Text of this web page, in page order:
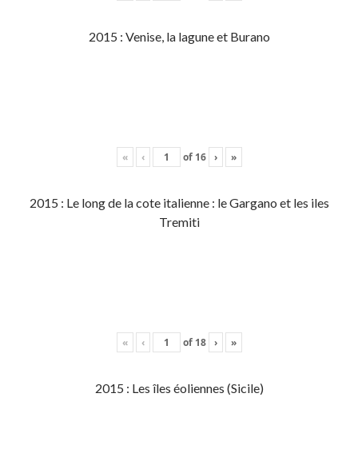
2015 : Venise, la lagune et Burano
« ‹ of 16 › »
2015 : Le long de la cote italienne : le Gargano et les iles
Tremiti
« ‹ of 18 › »
2015 : Les îles éoliennes (Sicile)